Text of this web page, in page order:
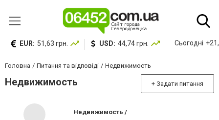
EUR: 51,63 грн. USD: 44,74 грн. Сьогодні
Головна Питання та відповіді Недвижимость
Недвижимость + Задати питання
Недвижимость /